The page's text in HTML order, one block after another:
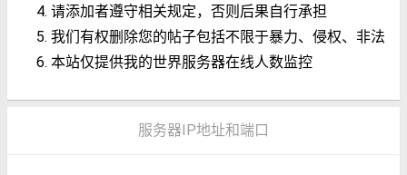
请添加者遵守相关规定，否则后果自行承担
我们有权删除您的帖子包括不限于暴力、侵权、非法
本站仅提供我的世界服务器在线人数监控
服务器IP地址和端口